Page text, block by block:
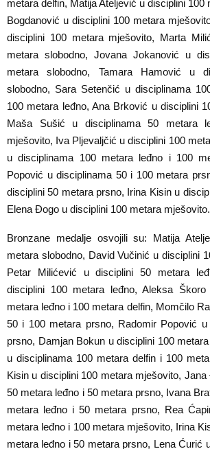
metara delfin, Matija Ateljević u disciplini 100
Bogdanović u disciplini 100 metara
disciplini 100 metara mješovito, Marta
metara slobodno, Jovana Jokanović u
metara slobodno, Tamara Hamović u
slobodno, Sara Setenčić u disciplinama
100 metara leđno, Ana Brković u disciplini
Maša Sušić u disciplinama 50 metara
mješovito, Iva Pljevaljčić u disciplini 100
u disciplinama 100 metara leđno i 100
Popović u disciplinama 50 i 100 metara
disciplini 50 metara prsno, Irina Kisin u
Elena Đogo u disciplini 100 metara mješovito.
Bronzane medalje osvojili su: Matija
metara slobodno, David Vučinić u disciplini
Petar Milićević u disciplini 50 metara
disciplini 100 metara leđno, Aleksa
metara leđno i 100 metara delfin, Momčilo
50 i 100 metara prsno, Radomir Popović
prsno, Damjan Bokun u disciplini 100
u disciplinama 100 metara delfin i 100
Kisin u disciplini 100 metara mješovito,
50 metara leđno i 50 metara prsno, Ivana
metara leđno i 50 metara prsno, Rea
metara leđno i 100 metara mješovito, Irina
metara leđno i 50 metara prsno, Lena Ćurić